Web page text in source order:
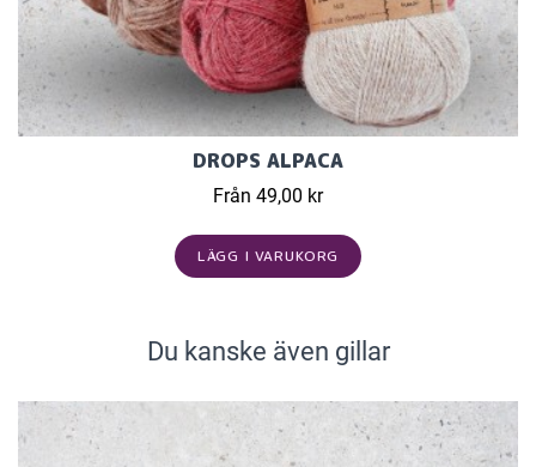
DROPS ALPACA
Från 49,00 kr
LÄGG I VARUKORG
Du kanske även gillar